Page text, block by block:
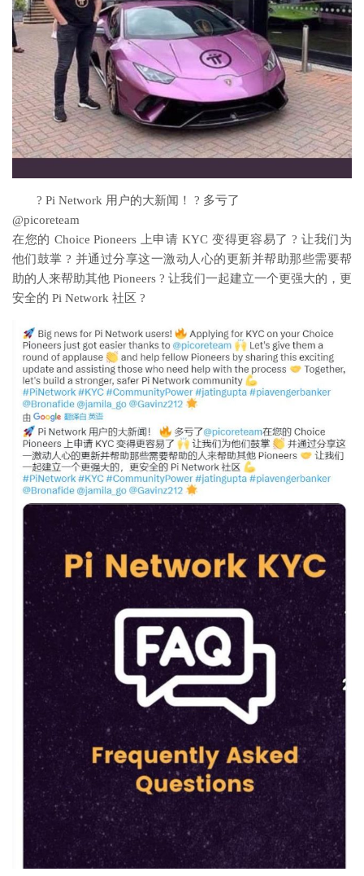
? Pi Network 用户的大新闻！ ? 多亏了
@picoreteam
在您的 Choice Pioneers 上申请 KYC 变得更容易了 ? 让我们为
他们鼓掌 ? 并通过分享这一激动人心的更新并帮助那些需要帮
助的人来帮助其他 Pioneers ? 让我们一起建立一个更强大的，更
安全的 Pi Network 社区 ?